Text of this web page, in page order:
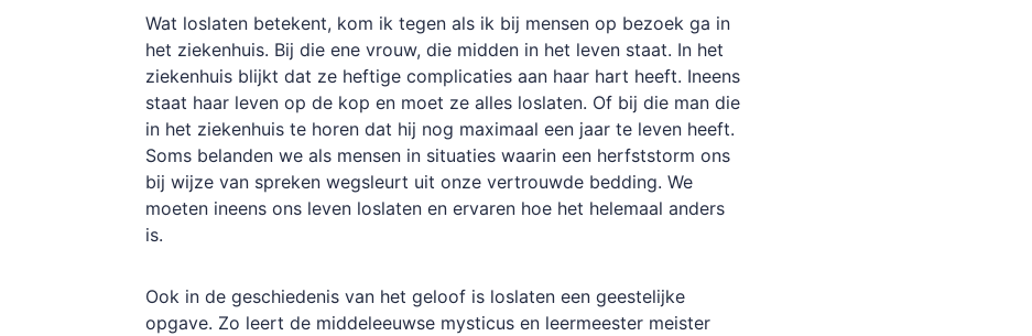
Wat loslaten betekent, kom ik tegen als ik bij mensen op bezoek ga in
het ziekenhuis. Bij die ene vrouw, die midden in het leven staat. In het
ziekenhuis blijkt dat ze heftige complicaties aan haar hart heeft. Ineens
staat haar leven op de kop en moet ze alles loslaten. Of bij die man die
in het ziekenhuis te horen dat hij nog maximaal een jaar te leven heeft.
Soms belanden we als mensen in situaties waarin een herfststorm ons
bij wijze van spreken wegsleurt uit onze vertrouwde bedding. We
moeten ineens ons leven loslaten en ervaren hoe het helemaal anders
is.
Ook in de geschiedenis van het geloof is loslaten een geestelijke
opgave. Zo leert de middeleeuwse mysticus en leermeester meister